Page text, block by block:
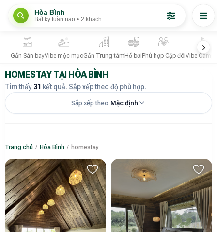
Hòa Bình
Bất kỳ tuần nào • 2 khách
Gần Sân bayVibe mộc mạcGần Trung tâm Hồ bơi Phù hợp Cặp đôiVibe
HOMESTAY TẠI HÒA BÌNH
Tìm thấy 31 kết quả. Sắp xếp theo độ phù hợp.
Sắp xếp theo Mặc định
Trang chủ / Hòa Bình / homestay